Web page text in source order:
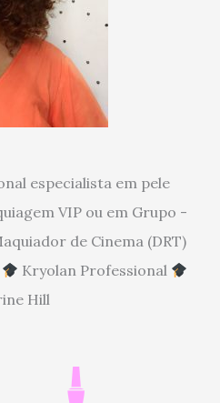
especialista em pele
VIP ou em Grupo -
de Cinema (DRT)
Kryolan Professional
Hill